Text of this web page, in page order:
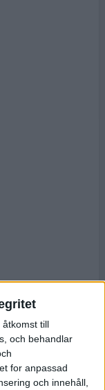
till
och behandlar
for anpassad
och innehåll,